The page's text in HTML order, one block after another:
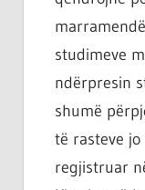
studimeve
ndërpresin
shumë
të rasteve
regjistruar